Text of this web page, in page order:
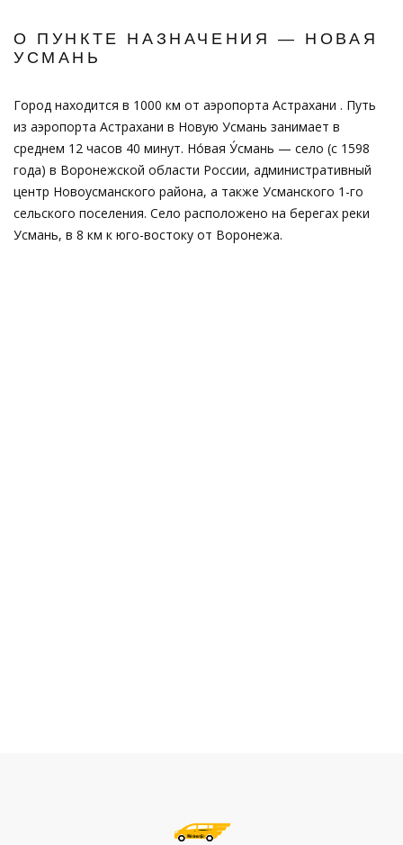
О ПУНКТЕ НАЗНАЧЕНИЯ — НОВАЯ
УСМАНЬ
Город находится в 1000 км от аэропорта Астрахани . Путь
из аэропорта Астрахани в Новую Усмань занимает в
среднем 12 часов 40 минут. Но́вая У́смань — село (с 1598
года) в Воронежской области России, административный
центр Новоусманского района, а также Усманского 1-го
сельского поселения. Село расположено на берегах реки
Усмань, в 8 км к юго-востоку от Воронежа.